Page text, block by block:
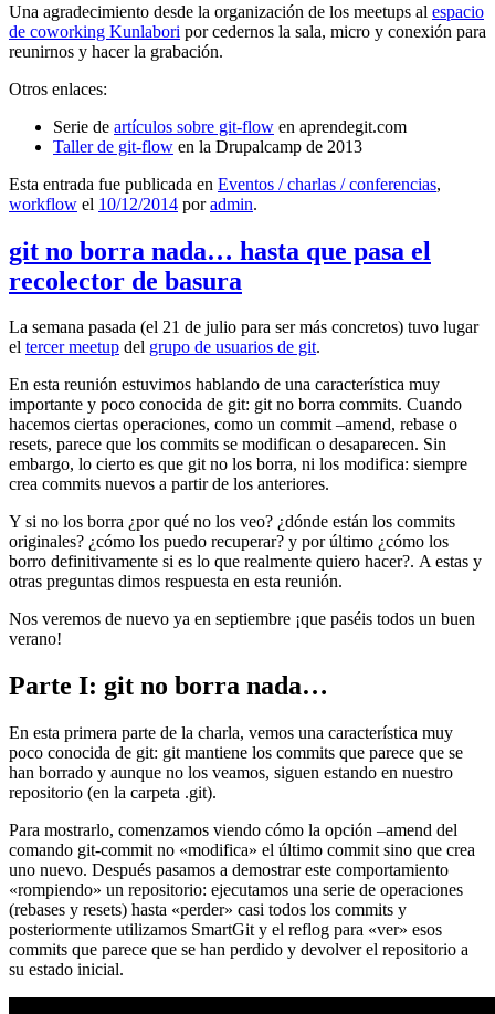
Una agradecimiento desde la organización de los meetups al espacio
de coworking Kunlabori por cedernos la sala, micro y conexión para
reunirnos y hacer la grabación.
Otros enlaces:
Serie de artículos sobre git-flow en aprendegit.com
Taller de git-flow en la Drupalcamp de 2013
Esta entrada fue publicada en Eventos / charlas / conferencias,
workflow el 10/12/2014 poradmin.
git no borra nada… hasta que pasa el
recolector de basura
La semana pasada (el 21 de julio para ser más concretos) tuvo lugar
el tercer meetup del grupo de usuarios de git.
En esta reunión estuvimos hablando de una característica muy
importante y poco conocida de git: git no borra commits. Cuando
hacemos ciertas operaciones, como un commit –amend, rebase o
resets, parece que los commits se modifican o desaparecen. Sin
embargo, lo cierto es que git no los borra, ni los modifica: siempre
crea commits nuevos a partir de los anteriores.
Y si no los borra ¿por qué no los veo? ¿dónde están los commits
originales? ¿cómo los puedo recuperar? y por último ¿cómo los
borro definitivamente si es lo que realmente quiero hacer?. A estas y
otras preguntas dimos respuesta en esta reunión.
Nos veremos de nuevo ya en septiembre ¡que paséis todos un buen
verano!
Parte I: git no borra nada…
En esta primera parte de la charla, vemos una característica muy
poco conocida de git: git mantiene los commits que parece que se
han borrado y aunque no los veamos, siguen estando en nuestro
repositorio (en la carpeta .git).
Para mostrarlo, comenzamos viendo cómo la opción –amend del
comando git-commit no «modifica» el último commit sino que crea
uno nuevo. Después pasamos a demostrar este comportamiento
«rompiendo» un repositorio: ejecutamos una serie de operaciones
(rebases y resets) hasta «perder» casi todos los commits y
posteriormente utilizamos SmartGit y el reflog para «ver» esos
commits que parece que se han perdido y devolver el repositorio a
su estado inicial.